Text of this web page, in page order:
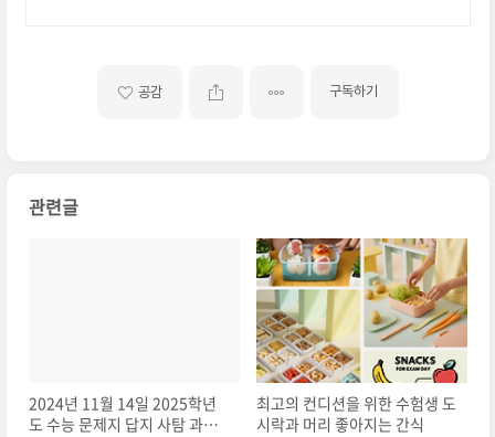
공감 구독하기
관련글
2024년 11월 14일 2025학년
도 수능 문제지 답지 사탐 과탐
최고의 컨디션을 위한 수험생 도
시락과 머리 좋아지는 간식